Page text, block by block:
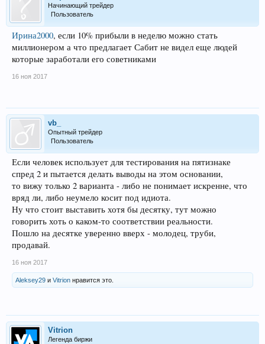
Начинающий трейдер
Пользователь
Ирина2000, если 10% прибыли в неделю можно стать
миллионером а что предлагает Сабит не видел еще людей
которые заработали его советниками
16 ноя 2017
vb_
Опытный трейдер
Пользователь
Если человек использует для тестирования на пятизнаке
спред 2 и пытается делать выводы на этом основании,
то вижу только 2 варианта - либо не понимает искренне, что
вряд ли, либо неумело косит под идиота.
Ну что стоит выставить хотя бы десятку, тут можно
говорить хоть о каком-то соответствии реальности.
Пошло на десятке уверенно вверх - молодец, труби,
продавай.
16 ноя 2017
Aleksey29 и Vitrion нравится это.
Vitrion
Легенда биржи